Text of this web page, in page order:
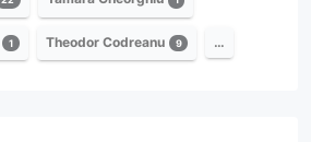
1 Theodor Codreanu 9 …